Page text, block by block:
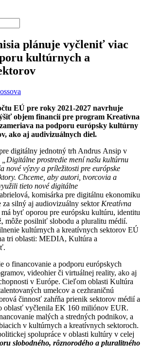
plánuje vyčleniť viac
kultúrnych a
EÚ pre roky 2021-2027 navrhuje
objem financií pre program Kreatívna
na podporu európsky kultúrny
ako aj audivizuálnych diel.
digitálny jednotný trh Andrus Ansip v
„Digitálne prostredie mení našu kultúrnu
nové výzvy a príležitosti pre európske
Chceme, aby autori, tvorcovia a
tieto nové digitálne
komisárka pre digitálnu ekonomiku
za silný aj audiovizuálny sektor Kreatívna
byť oporou pre európsku kultúru, identitu
môže posilniť slobodu a pluralitu médií.
kultúrnych a kreatívnych sektorov EÚ
tri oblasti: MEDIA, Kultúra a
o financovanie a podporu európskych
videohier či virtuálnej reality, ako aj
v Európe. Cieľom oblasti Kultúra
umelcov a cezhraničnú
činnosť zahŕňa prienik sektorov médií a
oblasť vyčlenila EK 160 miliónov EUR.
malých a stredných podnikov, a
v kultúrnych a kreatívnych sektoroch.
spolupráce v oblasti kultúry v celej
slobodného, rôznorodého a pluralitného